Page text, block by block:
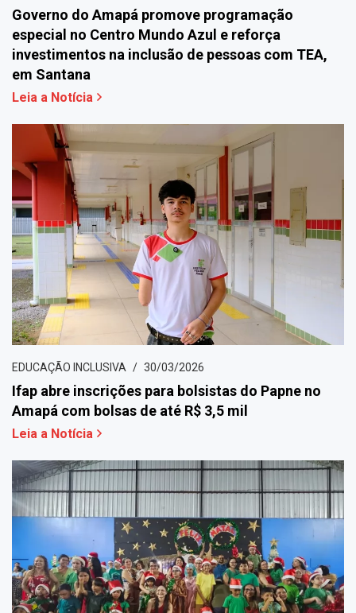
Governo do Amapá promove programação
especial no Centro Mundo Azul e reforça
investimentos na inclusão de pessoas com TEA,
em Santana
Leia a Notícia
EDUCAÇÃO INCLUSIVA 30/03/2026
Ifap abre inscrições para bolsistas do Papne no
Amapá com bolsas de até R$ 3,5 mil
Leia a Notícia